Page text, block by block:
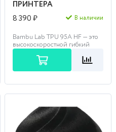
ПРИНТЕРА
8 390 ₽
В наличии
Bambu Lab TPU 95A HF — это
высокоскоростной гибкий
пластик, обеспечивающий
безупречную печать
эластичных деталей в три ра...